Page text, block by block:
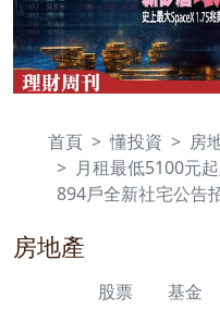
首頁 懂投資
房
月租最低5100元
894戶全新社宅公告
房地產
股票 基金